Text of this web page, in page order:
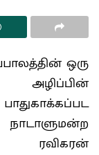
ஒரு
அழிப்பின்
ரவிகரன்